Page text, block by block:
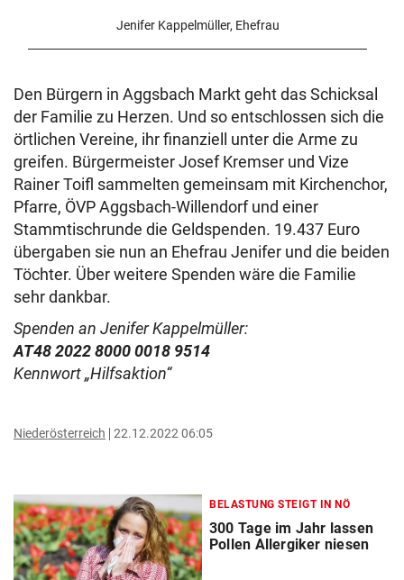
Jenifer Kappelmüller, Ehefrau
Den Bürgern in Aggsbach Markt geht das Schicksal
der Familie zu Herzen. Und so entschlossen sich die
örtlichen Vereine, ihr finanziell unter die Arme zu
greifen. Bürgermeister Josef Kremser und Vize
Rainer Toifl sammelten gemeinsam mit Kirchenchor,
Pfarre, ÖVP Aggsbach-Willendorf und einer
Stammtischrunde die Geldspenden. 19.437 Euro
übergaben sie nun an Ehefrau Jenifer und die beiden
Töchter. Über weitere Spenden wäre die Familie
sehr dankbar.
Spenden an Jenifer Kappelmüller:
AT48 2022 8000 0018 9514
Kennwort „Hilfsaktion“
Niederösterreich 22.12.2022 06:05
BELASTUNG STEIGT IN NÖ
300 Tage im Jahr lassen
Pollen Allergiker niesen